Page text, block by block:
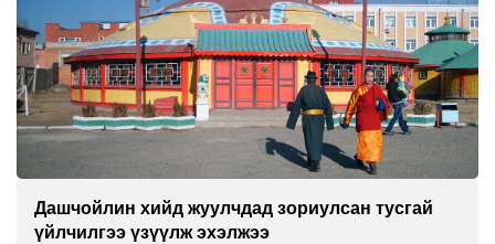
Дашчойлин хийд жуулчдад зориулсан тусгай
үйлчилгээ үзүүлж эхэлжээ